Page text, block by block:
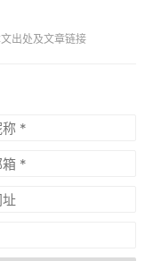
出处及文章链接